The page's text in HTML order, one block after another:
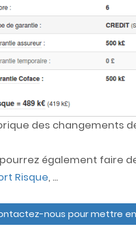
des changements
également faire
Risque, ...
nous pour mettre